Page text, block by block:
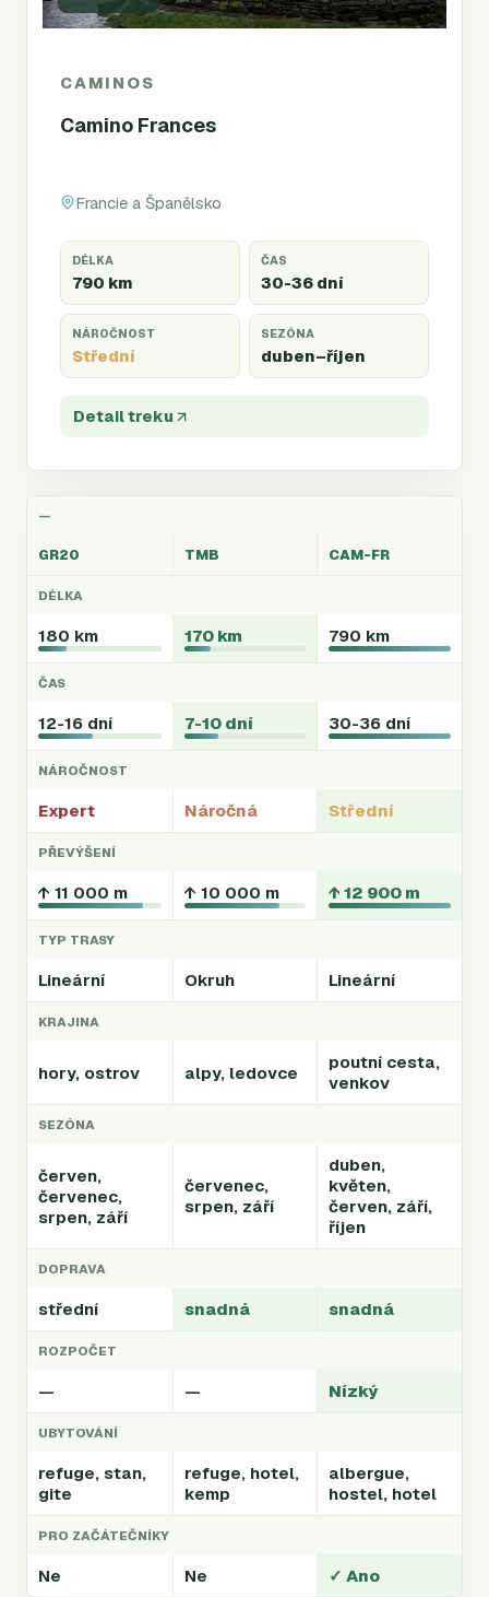
CAMINOS
Camino Frances
Francie a Španělsko
DÉLKA
790 km
ČAS
30-36 dní
NÁROČNOST
Střední
SEZÓNA
duben–říjen
Detail treku
—
GR20 TMB CAM-FR
DÉLKA
180 km 170 km 790 km
ČAS
12-16 dní 7-10 dní 30-36 dní
NÁROČNOST
Expert Náročná Střední
PŘEVÝŠENÍ
↑ 11 000 m ↑ 10 000 m ↑ 12 900 m
TYP TRASY
Lineární Okruh Lineární
KRAJINA
hory, ostrov alpy, ledovce
poutní cesta,
venkov
SEZÓNA
červen,
červenec,
srpen, září
červenec,
srpen, září
duben,
květen,
červen, září,
říjen
DOPRAVA
střední snadná snadná
ROZPOČET
— — Nízký
UBYTOVÁNÍ
refuge, stan,
gite
refuge, hotel,
kemp
albergue,
hostel, hotel
PRO ZAČÁTEČNÍKY
Ne Ne ✓ Ano